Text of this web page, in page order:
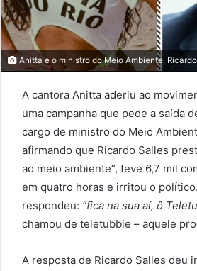
Anitta e o ministro do Meio Ambiente,
A cantora Anitta aderiu ao
uma campanha que pede a saída
cargo de ministro do Meio
afirmando que Ricardo Salles
ao meio ambiente”, teve 6,7 mil
em quatro horas e irritou o
respondeu: “fica na sua aí, ô
chamou de teletubbie – aquele
A resposta de Ricardo Salles deu